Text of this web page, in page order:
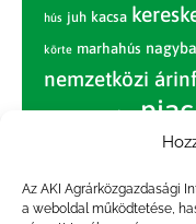
Az AKI Agrárközgazdasági
a weboldal működtetése,
hús juh kacsa
körte marhahús
nemzetközi
piac
szarvasmarha termelés
ár tojás